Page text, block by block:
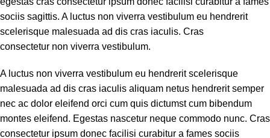
sociis sagittis. A luctus non viverra vestibulum eu hendrerit
scelerisque malesuada ad dis cras iaculis. Cras
consectetur non viverra vestibulum.
A luctus non viverra vestibulum eu hendrerit scelerisque
malesuada ad dis cras iaculis aliquam netus hendrerit semper
nec ac dolor eleifend orci cum quis dictumst cum bibendum
montes eleifend. Egestas nascetur neque commodo nunc. Cras
consectetur ipsum donec facilisi curabitur a fames sociis